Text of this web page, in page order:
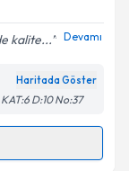
kalite... Devamı
Haritada Göster
D:10 No:37